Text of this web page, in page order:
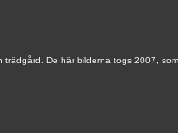
De här bilderna togs 2007,